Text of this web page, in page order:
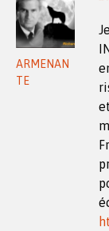
ARMENAN
TE